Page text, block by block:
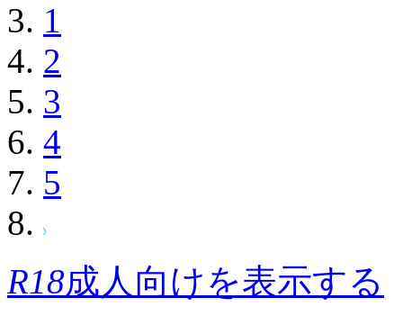
1
2
3
4
5
R18成人向けを表示する